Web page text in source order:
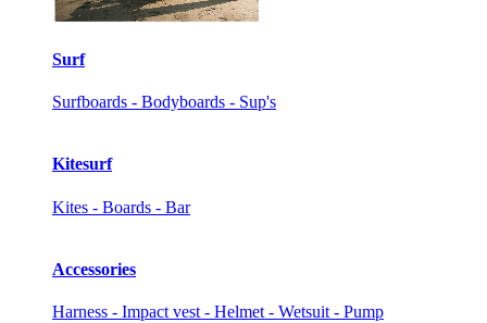
Surf
Surfboards - Bodyboards - Sup's
Kitesurf
Kites - Boards - Bar
Accessories
Harness - Impact vest - Helmet - Wetsuit - Pump